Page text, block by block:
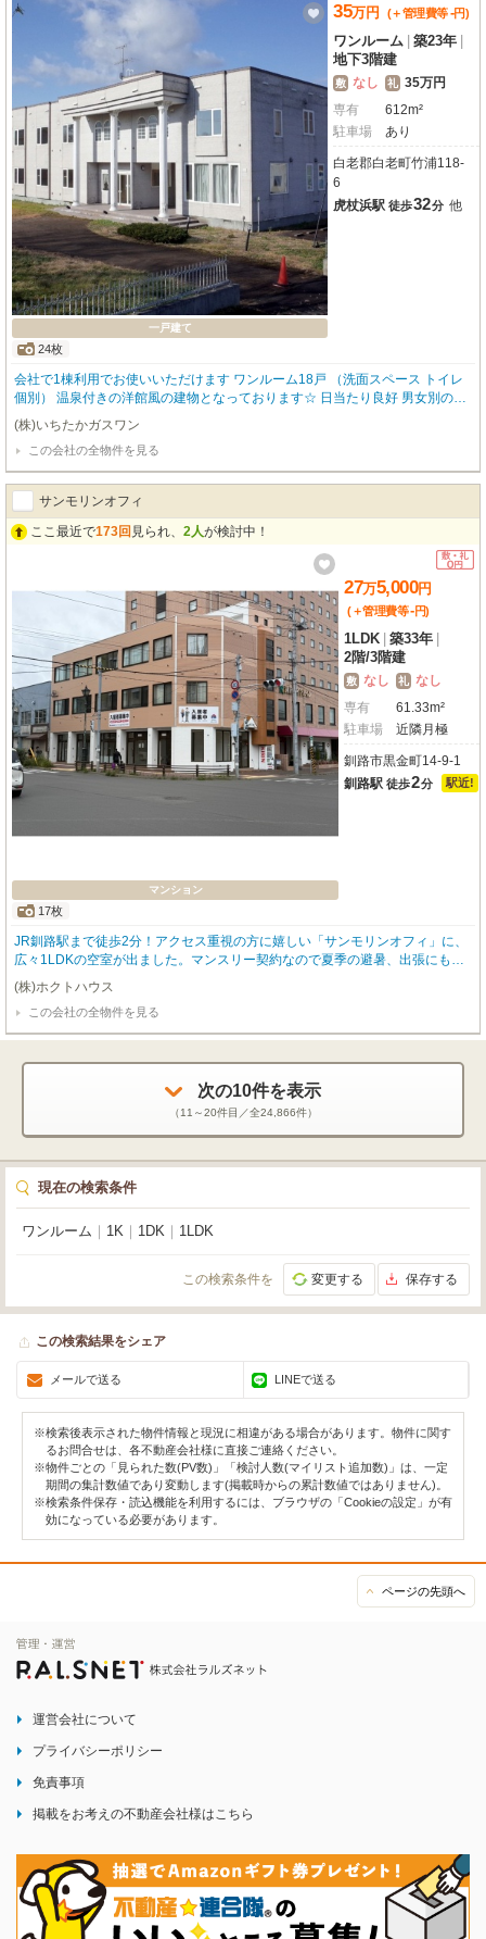
一戸建て
24枚
35万円 (＋管理費等 -円)
ワンルーム 築23年
地下3階建
敷 なし 礼 35万円
専有
612m²
駐車場
あり
白老郡白老町竹浦118-
6
虎杖浜駅 徒歩32分 他
会社で1棟利用でお使いいただけます ワンルーム18戸 （洗面スペース トイレ
個別） 温泉付きの洋館風の建物となっております☆ 日当たり良好 男女別の大
浴場です 保養所や宿泊施設、社宅・寮・湯治場・下宿としても👌OK 厨房あり
(株)いちたかガスワン
この会社の全物件を見る
サンモリンオフィ
ここ最近で173回 見られ、 2人が検討中！
マンション
17枚
27万5,000円
(＋管理費等-円)
1LDK 築33年
2階/3階建
敷 なし 礼 なし
専有
61.33m²
駐車場
近隣月極
釧路市黒金町14-9-1
釧路駅 徒歩2分 駅近!
JR釧路駅まで徒歩2分！アクセス重視の方に嬉しい「サンモリンオフィ」に、
広々1LDKの空室が出ました。マンスリー契約なので夏季の避暑、出張にもお
すすめです。ゆとりのある61.33㎡の空間は、日当り良好な13.59畳のLDと13.
47畳の洋室を配した快適な間取り。家具・家電付きなので、スーツケース一つ
で新しい暮らしを始められます。都市ガス、ガス暖房で冬も暖かく、バス・ト
イレ別、温水洗浄トイレなど水回りも充実。大容量ウォークインクローゼット
が身近に揃います。快適な駅チカ生活を始めませんか？ぜひ一度ご内覧くださ
(株)ホクトハウス
この会社の全物件を見る
次の10件を表示
（11～20件目／全24,866件）
現在の検索条件
ワンルーム 1K 1DK 1LDK
この検索条件を 変更する 保存する
この検索結果をシェア
メールで送る LINEで送る
※検索後表示された物件情報と現況に相違がある場合があります。物件に関す
るお問合せは、各不動産会社様に直接ご連絡ください。
※物件ごとの「見られた数(PV数)」「検討人数(マイリスト追加数)」は、一定
期間の集計数値であり変動します(掲載時からの累計数値ではありません)。
※検索条件保存・読込機能を利用するには、ブラウザの「Cookieの設定」が有
効になっている必要があります。
ページの先頭へ
運営会社について
プライバシーポリシー
免責事項
掲載をお考えの不動産会社様はこちら